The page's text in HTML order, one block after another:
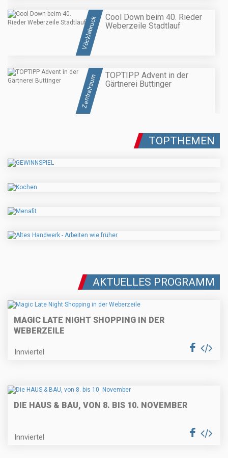
Vöcklabruck
Cool Down beim 40. Rieder
Weberzeile Stadtlauf
Zentralraum
TOPTIPP Advent in der
Gärtnerei Buttinger
TOPTHEMEN
AKTUELLES PROGRAMM
MAGIC LATE NIGHT SHOPPING IN DER
WEBERZEILE
Innviertel
DIE HAUS & BAU, VON 8. BIS 10. NOVEMBER
Innviertel